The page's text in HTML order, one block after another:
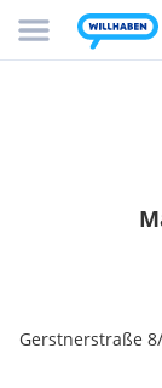
Gerstnerstraße